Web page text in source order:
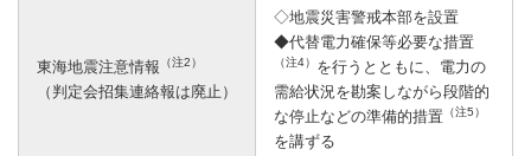
東海地震注意情報 （注2）
（判定会招集連絡報は廃止）
◇地震災害警戒本部を設置
◆代替電力確保等必要な措置
（注4） を行うとともに、電力の
需給状況を勘案しながら段階的
な停止などの準備的措置 （注5）
を講ずる